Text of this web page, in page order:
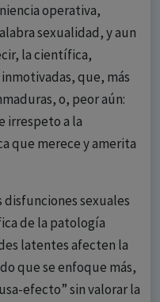
operativa,
sexualidad, y aun
la científica,
que, más
o, peor aún:
irrespeto a la
que merece y amerita
disfunciones sexuales
de la patología
latentes afecten la
que se enfoque más,
efecto” sin valorar la